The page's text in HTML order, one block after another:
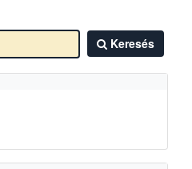
Keresés